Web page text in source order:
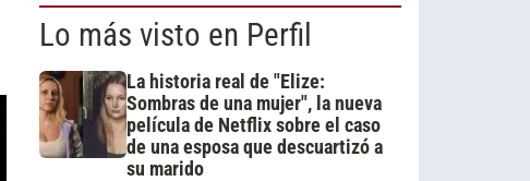
Lo más visto en Perfil
La historia real de "Elize:
Sombras de una mujer", la nueva
película de Netflix sobre el caso
de una esposa que descuartizó a
su marido